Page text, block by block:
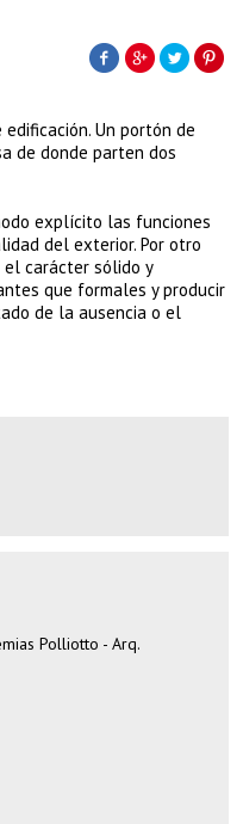
Un portón de
de donde parten dos
explícito las funciones
del exterior. Por otro
el carácter sólido y
que formales y producir
de la ausencia o el
Polliotto - Arq.